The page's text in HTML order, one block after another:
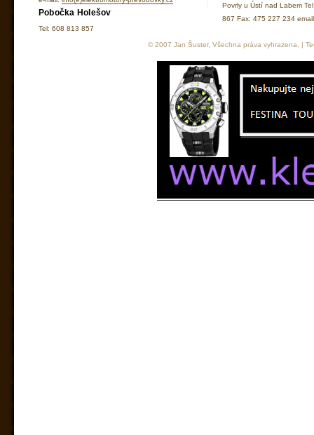
Pobočka Holešov
Tel: 608 813 857
Povrly u Ústí nad Labem
867 Fax: 475 227 234
© 2007 Jan Šuster, Všechna práva vyhrazena. |